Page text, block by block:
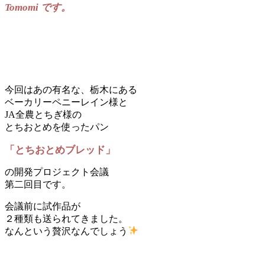
Tomomi です。
今回はあの有名な、栃木にある
ベーカリーペニーレイン様と
JA全農とちぎ様の
とちおとめを使ったパン
「とちおとめブレッド」
の開発プロジェクト会議
第二回目です。
会議前に試作品が
２種類も送られてきました。
なんという贅沢なんでしょう